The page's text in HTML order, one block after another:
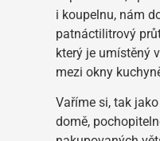
i koupelnu, nám
patnáctilitrový
který je umístěný
mezi okny
Vaříme si, tak
domě,